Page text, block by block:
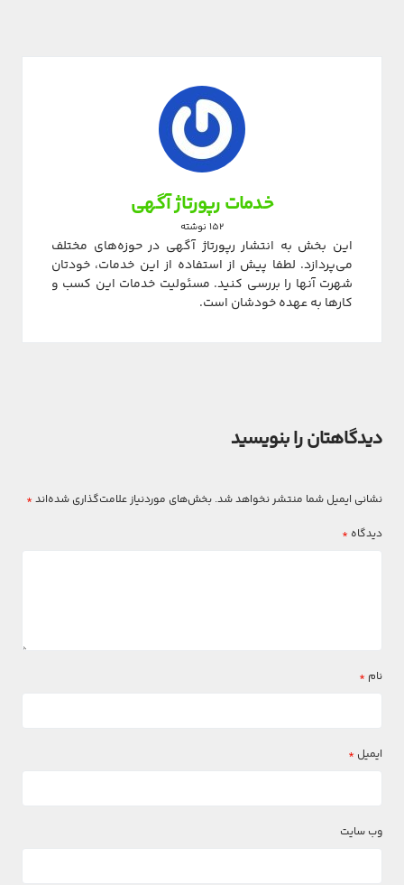
خدمات رپورتاژ آگهی
152 نوشته
این بخش به انتشار رپورتاژ آگهی در حوزه‌های مختلف
می‌پردازد. لطفا پیش از استفاده از این خدمات، خودتان
شهرت آنها را بررسی کنید. مسئولیت خدمات این کسب و
کارها به عهده خودشان است.
دیدگاهتان را بنویسید
نشانی ایمیل شما منتشر نخواهد شد. بخش‌های موردنیاز علامت‌گذاری شده‌اند *
دیدگاه *
نام *
ایمیل *
وب‌ سایت